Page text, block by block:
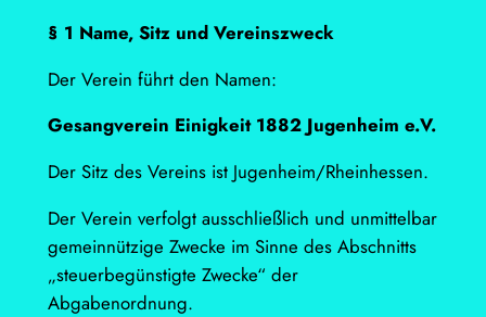
§ 1 Name, Sitz und Vereinszweck
Der Verein führt den Namen:
Gesangverein Einigkeit 1882 Jugenheim e.V.
Der Sitz des Vereins ist Jugenheim/Rheinhessen.
Der Verein verfolgt ausschließlich und unmittelbar
gemeinnützige Zwecke im Sinne des Abschnitts
„steuerbegünstigte Zwecke“ der
Abgabenordnung.